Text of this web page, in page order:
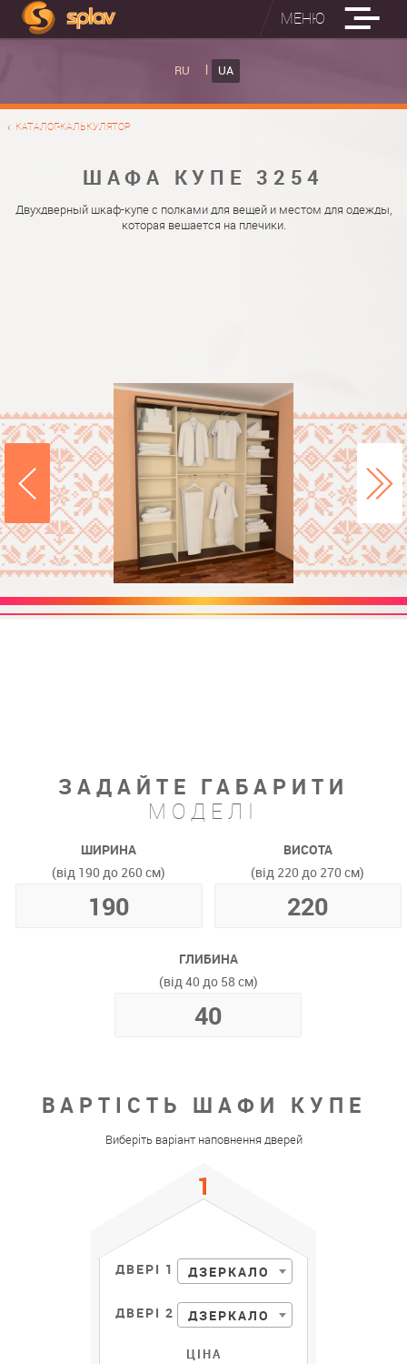
МЕНЮ
RU UA
КАТАЛОГ-КАЛЬКУЛЯТОР
ШАФА КУПЕ 3254
Двухдверный шкаф-купе с полками для вещей и местом для одежды,
которая вешается на плечики.
ЗАДАЙТЕ ГАБАРИТИ
МОДЕЛІ
ШИРИНА
(від 190 до 260 см)
ВИСОТА
(від 220 до 270 см)
ГЛИБИНА
(від 40 до 58 см)
ВАРТІСТЬ ШАФИ КУПЕ
Виберіть варіант наповнення дверей
ДВЕРІ 1 ДЗЕРКАЛО
ДВЕРІ 2 ДЗЕРКАЛО
ЦІНА
ВБУДОВАНІ ПРАСУВАЛЬНІ ДОШКИ
НАСТІННА ПРАСУВАЛЬНА ДОШКА "РУСАЛКА"
ФОТО ШАФ КУПЕ
МАТЕРІАЛИ
ФУРНІТУРА
ПРО НАС